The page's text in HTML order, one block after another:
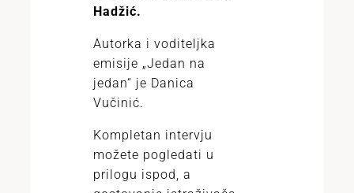
Hadžić.
Autorka i voditeljka
emisije „Jedan na
jedan“ je Danica
Vučinić.
Kompletan intervju
možete pogledati u
prilogu ispod, a